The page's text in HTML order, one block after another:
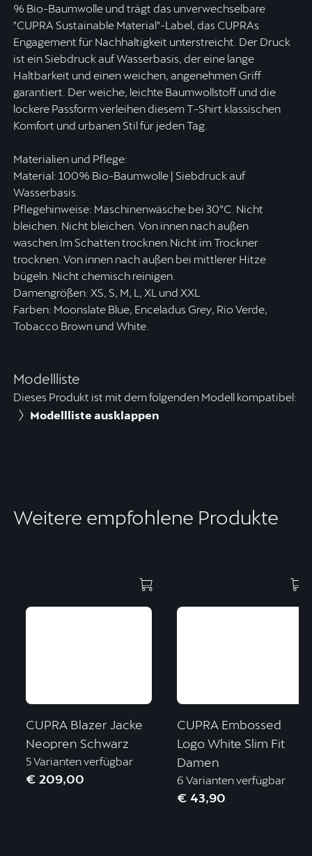
% Bio-Baumwolle und trägt das unverwechselbare
"CUPRA Sustainable Material"-Label, das CUPRAs
Engagement für Nachhaltigkeit unterstreicht. Der Druck
ist ein Siebdruck auf Wasserbasis, der eine lange
Haltbarkeit und einen weichen, angenehmen Griff
garantiert. Der weiche, leichte Baumwollstoff und die
lockere Passform verleihen diesem T-Shirt klassischen
Komfort und urbanen Stil für jeden Tag.
Materialien und Pflege:
Material: 100% Bio-Baumwolle | Siebdruck auf
Wasserbasis.
Pflegehinweise: Maschinenwäsche bei 30ºC. Nicht
bleichen. Nicht bleichen. Von innen nach außen
waschen.Im Schatten trocknen.Nicht im Trockner
trocknen. Von innen nach außen bei mittlerer Hitze
bügeln. Nicht chemisch reinigen.
Damengrößen: XS, S, M, L, XL und XXL
Farben: Moonslate Blue, Enceladus Grey, Rio Verde,
Tobacco Brown und White.
Modellliste
Dieses Produkt ist mit dem folgenden Modell kompatibel:
Modellliste ausklappen
Weitere empfohlene Produkte
CUPRA Blazer Jacke
Neopren Schwarz
5 Varianten verfügbar
€ 209,00
CUPRA Embossed
Logo White Slim Fit
Damen
6 Varianten verfügbar
€ 43,90